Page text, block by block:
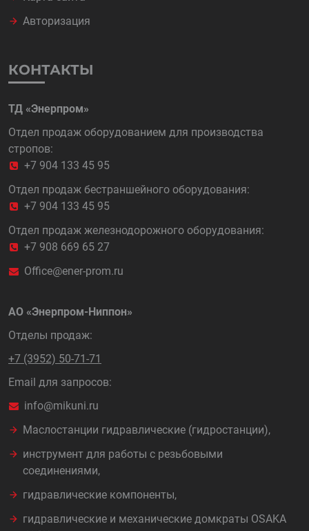
Авторизация
КОНТАКТЫ
ТД «Энерпром»
Отдел продаж оборудованием для производства
стропов:
+7 904 133 45 95
Отдел продаж бестраншейного оборудования:
+7 904 133 45 95
Отдел продаж железнодорожного оборудования:
+7 908 669 65 27
Office@ener-prom.ru
АО «Энерпром-Ниппон»
Отделы продаж:
+7 (3952) 50-71-71
Email для запросов:
info@mikuni.ru
Маслостанции гидравлические (гидростанции),
инструмент для работы с резьбовыми
соединениями,
гидравлические компоненты,
гидравлические и механические домкраты OSAKA